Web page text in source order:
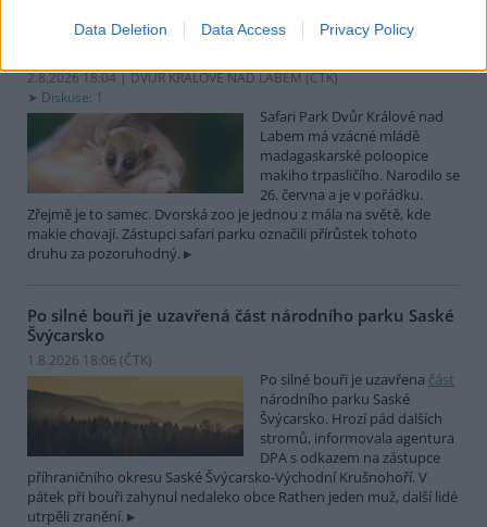
Data Deletion Data Access Privacy Policy
Safari Park Dvůr Králové nad Labem má vzácné mládě
2.8.2026 18:04 | DVŮR KRÁLOVÉ NAD LABEM (ČTK)
Diskuse: 1
Safari Park Dvůr Králové nad
Labem má vzácné mládě
madagaskarské poloopice
makiho trpasličího. Narodilo se
26. června a je v pořádku.
Zřejmě je to samec. Dvorská zoo je jednou z mála na světě, kde
makie chovají. Zástupci safari parku označili přírůstek tohoto
druhu za pozoruhodný.
Po silné bouři je uzavřená část národního parku Saské
Švýcarsko
1.8.2026 18:06 (ČTK)
Po silné bouři je uzavřena část
národního parku Saské
Švýcarsko. Hrozí pád dalších
stromů, informovala agentura
DPA s odkazem na zástupce
příhraničního okresu Saské Švýcarsko-Východní Krušnohoří. V
pátek při bouři zahynul nedaleko obce Rathen jeden muž, další lidé
utrpěli zranění.